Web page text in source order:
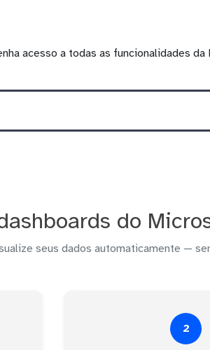
acesso a todas as funcionalidades
do
seus dados automaticamente —
2